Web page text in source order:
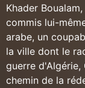
Khader
commis lui-
arabe, un
la ville dont le
guerre d'Algérie,
chemin de la